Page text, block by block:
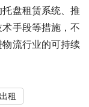
盘租赁系统、推
手段等措施，不
流行业的可持续
租